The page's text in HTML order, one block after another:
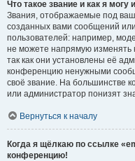
Что такое звание и как я могу
Звания, отображаемые под
созданных вами сообщений
пользователей: например,
не можете напрямую изменять
так как они установлены её
конференцию ненужными
своё звание. На большинстве
или администратор понизят
Вернуться к началу
Когда я щёлкаю по ссылке
конференцию!